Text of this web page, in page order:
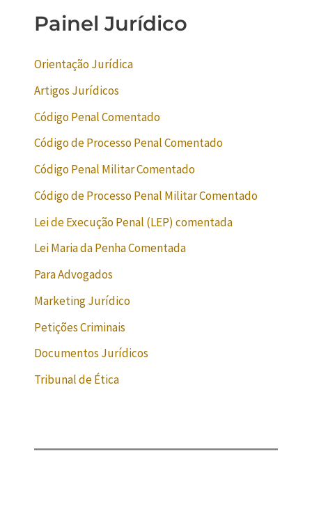
Painel Jurídico
Orientação Jurídica
Artigos Jurídicos
Código Penal Comentado
Código de Processo Penal Comentado
Código Penal Militar Comentado
Código de Processo Penal Militar Comentado
Lei de Execução Penal (LEP) comentada
Lei Maria da Penha Comentada
Para Advogados
Marketing Jurídico
Petições Criminais
Documentos Jurídicos
Tribunal de Ética